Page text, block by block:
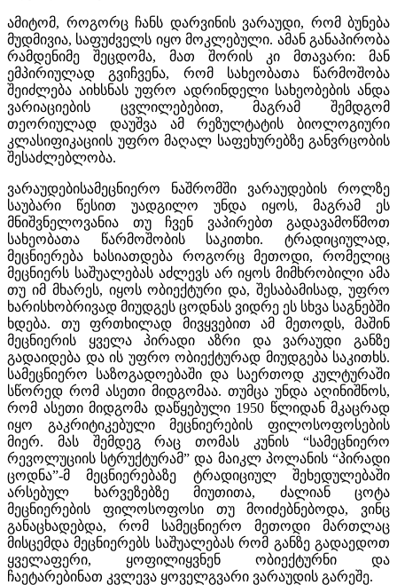
ამიტომ, როგორც ჩანს დარვინის ვარაუდი, რომ ბუნება
მუდმივია, საფუძველს იყო მოკლებული. ამან განაპირობა
რამდენიმე შეცდომა, მათ შორის კი მთავარი: მან
ემპირიულად გვიჩვენა, რომ სახეობათა წარმოშობა
შეიძლება აიხსნას უფრო ადრინდელი სახეობების ანდა
ვარიაციების ცვლილებებით, მაგრამ შემდგომ
თეორიულად დაუშვა ამ რეზულტატის ბიოლოგიური
კლასიფიკაციის უფრო მაღალ საფეხურებზე განვრცობის
შესაძლებლობა.
ვარაუდებისამეცნიერო ნაშრომში ვარაუდების როლზე
საუბარი წესით უადგილო უნდა იყოს, მაგრამ ეს
მნიშვნელოვანია თუ ჩვენ ვაპირებთ გადავამოწმოთ
სახეობათა წარმოშობის საკითხი. ტრადიციულად,
მეცნიერება ხასიათდება როგორც მეთოდი, რომელიც
მეცნიერს საშუალებას აძლევს არ იყოს მიმხრობილი ამა
თუ იმ მხარეს, იყოს ობიექტური და, შესაბამისად, უფრო
ხარისხობრივად მიუდგეს ცოდნას ვიდრე ეს სხვა საგნებში
ხდება. თუ ფრთხილად მივყვებით ამ მეთოდს, მაშინ
მეცნიერის ყველა პირადი აზრი და ვარაუდი განზე
გადაიდება და ის უფრო ობიექტურად მიუდგება საკითხს.
სამეცნიერო საზოგადოებაში და საერთოდ კულტურაში
სწორედ რომ ასეთი მიდგომაა. თუმცა უნდა აღინიშნოს,
რომ ასეთი მიდგომა დაწყებული 1950 წლიდან მკაცრად
იყო გაკრიტიკებული მეცნიერების ფილოსოფოსების
მიერ. მას შემდეგ რაც თომას კუნის “სამეცნიერო
რევოლუციის სტრუქტურამ” და მაიკლ პოლანის “პირადი
ცოდნა”-მ მეცნიერებაზე ტრადიციულ შეხედულებაში
არსებულ ხარვეზებზე მიუთითა, ძალიან ცოტა
მეცნიერების ფილოსოფოსი თუ მოიძებნებოდა, ვინც
განაცხადებდა, რომ სამეცნიერო მეთოდი მართლაც
მისცემდა მეცნიერებს საშუალებას რომ განზე გადაედოთ
ყველაფერი, ყოფილიყვნენ ობიექტურნი და
ჩაეტარებინათ კვლევა ყოველგვარი ვარაუდის გარეშე.